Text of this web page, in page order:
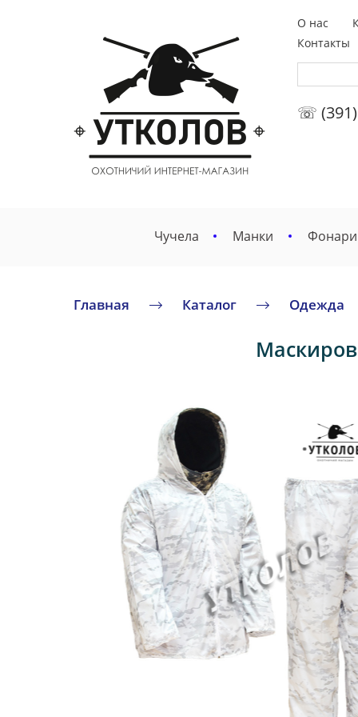
О нас
Контакты
☏ (391)
Чучела Манки Фонари
Главная Каталог Одежда